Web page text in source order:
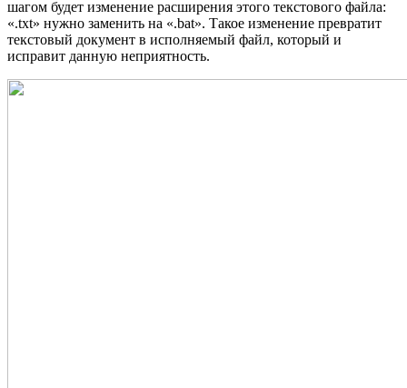
шагом будет изменение расширения этого текстового файла:
«.txt» нужно заменить на «.bat». Такое изменение превратит
текстовый документ в исполняемый файл, который и
исправит данную неприятность.